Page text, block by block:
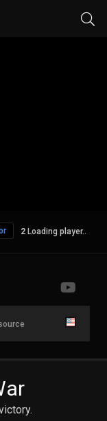
Loading player..